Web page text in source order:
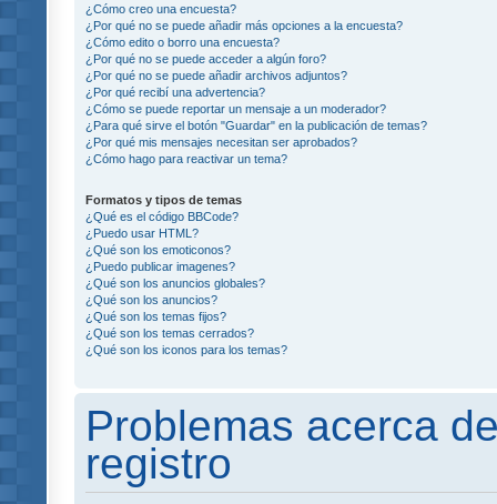
¿Cómo creo una encuesta?
¿Por qué no se puede añadir más opciones a la encuesta?
¿Cómo edito o borro una encuesta?
¿Por qué no se puede acceder a algún foro?
¿Por qué no se puede añadir archivos adjuntos?
¿Por qué recibí una advertencia?
¿Cómo se puede reportar un mensaje a un moderador?
¿Para qué sirve el botón "Guardar" en la publicación de temas?
¿Por qué mis mensajes necesitan ser aprobados?
¿Cómo hago para reactivar un tema?
Formatos y tipos de temas
¿Qué es el código BBCode?
¿Puedo usar HTML?
¿Qué son los emoticonos?
¿Puedo publicar imagenes?
¿Qué son los anuncios globales?
¿Qué son los anuncios?
¿Qué son los temas fijos?
¿Qué son los temas cerrados?
¿Qué son los iconos para los temas?
Problemas acerca
registro